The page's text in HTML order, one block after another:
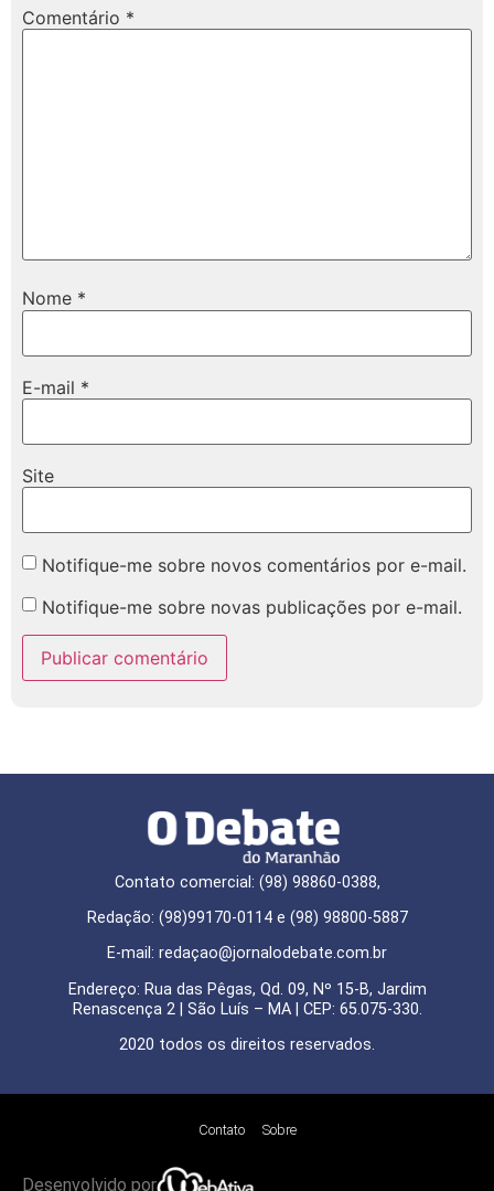
Comentário *
Nome *
E-mail *
Site
Notifique-me sobre novos comentários por e-mail.
Notifique-me sobre novas publicações por e-mail.
Contato comercial: (98) 98860-0388,
Redação: (98)99170-0114 e (98) 98800-5887
E-mail: redaçao@jornalodebate.com.br
Endereço: Rua das Pêgas, Qd. 09, Nº 15-B, Jardim
Renascença 2 | São Luís – MA | CEP: 65.075-330.
2020 todos os direitos reservados.
Contato Sobre
Desenvolvido por